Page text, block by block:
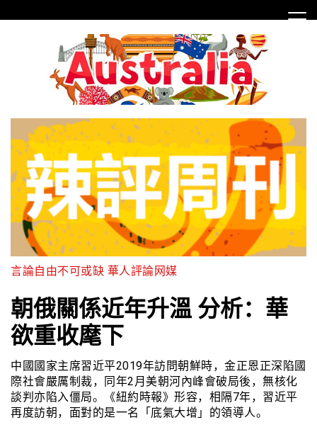
to
言論自由不可或缺 華人評論网媒
朝俄關係近年升溫 分析：華
欲重收麾下
中國國家主席習近平2019年訪問朝鮮時，金正恩正深陷國
際社會嚴厲制裁，同年2月美朝河內峰會破局後，無核化
談判亦陷入僵局。《紐約時報》形容，相隔7年，習近平
再度訪朝，面對的是一名「底氣大增」的領導人。